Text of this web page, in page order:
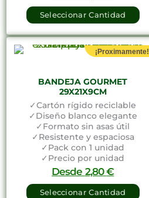
Seleccionar Cantidad
¡Proximamente!
BANDEJA GOURMET
29X21X9CM
✓Cartón rígido reciclable
✓Diseño blanco elegante
✓Formato sin asas útil
✓Resistente y espaciosa
✓Pack con 1 unidad
✓Precio por unidad
Desde 2,80€
Seleccionar Cantidad